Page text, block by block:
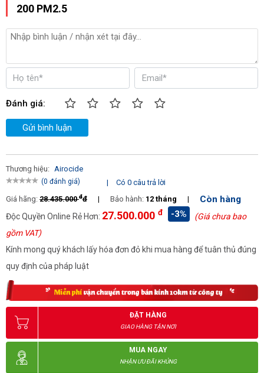
200 PM2.5
Đánh giá:
Gửi bình luận
Thương hiệu: Airocide
(0 đánh giá) |
Có 0 câu trả lời
Giá hãng: 28.435.000đđ | Bảo hành: 12 tháng | Còn hàng
Độc Quyền Online Rẻ Hơn: 27.500.000 đ -3%
(Giá chưa bao
gồm VAT)
Kính mong quý khách lấy hóa đơn đỏ khi mua hàng để tuân thủ đúng
quy định của pháp luật
ĐẶT HÀNG
GIAO HÀNG TẬN NƠI
MUA NGAY
NHẬN ƯU ĐÃI KHỦNG